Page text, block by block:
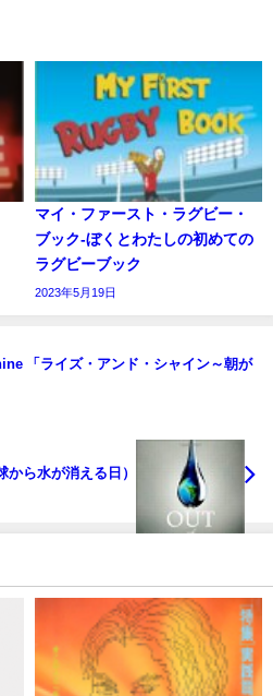
マイ・ファースト・ラグビー・
ブック‐ぼくとわたしの初めての
ラグビーブック
2023年5月19日
「ライズ・アンド・シャイン～朝が
ら水が消える日）